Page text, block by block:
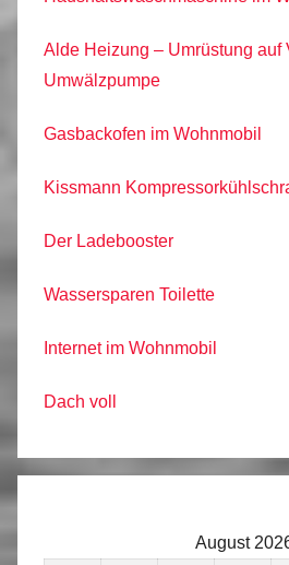
Alde Heizung – Umrüstung auf
Umwälzpumpe
Gasbackofen im Wohnmobil
Kissmann
Der Ladebooster
Wassersparen Toilette
Internet im Wohnmobil
Dach voll
August